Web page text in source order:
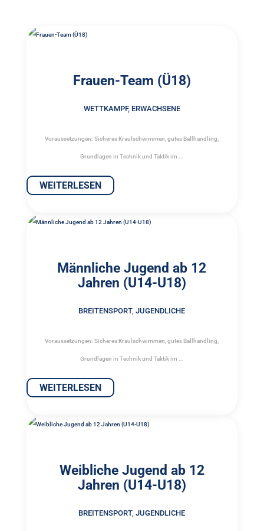
Frauen-Team (Ü18)
WETTKAMPF, ERWACHSENE
Voraussetzungen: Sicheres Kraulschwimmen, gutes Ballhandling,
Grundlagen in Technik und Taktik im ...
WEITERLESEN
Männliche Jugend ab 12
Jahren (U14-U18)
BREITENSPORT, JUGENDLICHE
Voraussetzungen: Sicheres Kraulschwimmen, gutes Ballhandling,
Grundlagen in Technik und Taktik im ...
WEITERLESEN
Weibliche Jugend ab 12
Jahren (U14-U18)
BREITENSPORT, JUGENDLICHE